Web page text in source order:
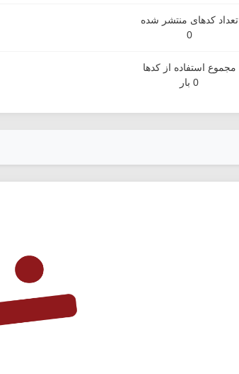
تعداد کدهای منتشر شده
0
مجموع استفاده از کدها
0 بار